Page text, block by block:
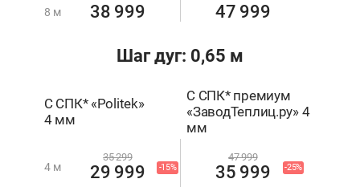
8 м 38 999 47 999
Шаг дуг: 0,65 м
С СПК* «Politek»
4 мм
4 м -15%
35 299
29 999
С СПК* премиум
«ЗаводТеплиц.ру» 4
мм
-25%
47 999
35 999